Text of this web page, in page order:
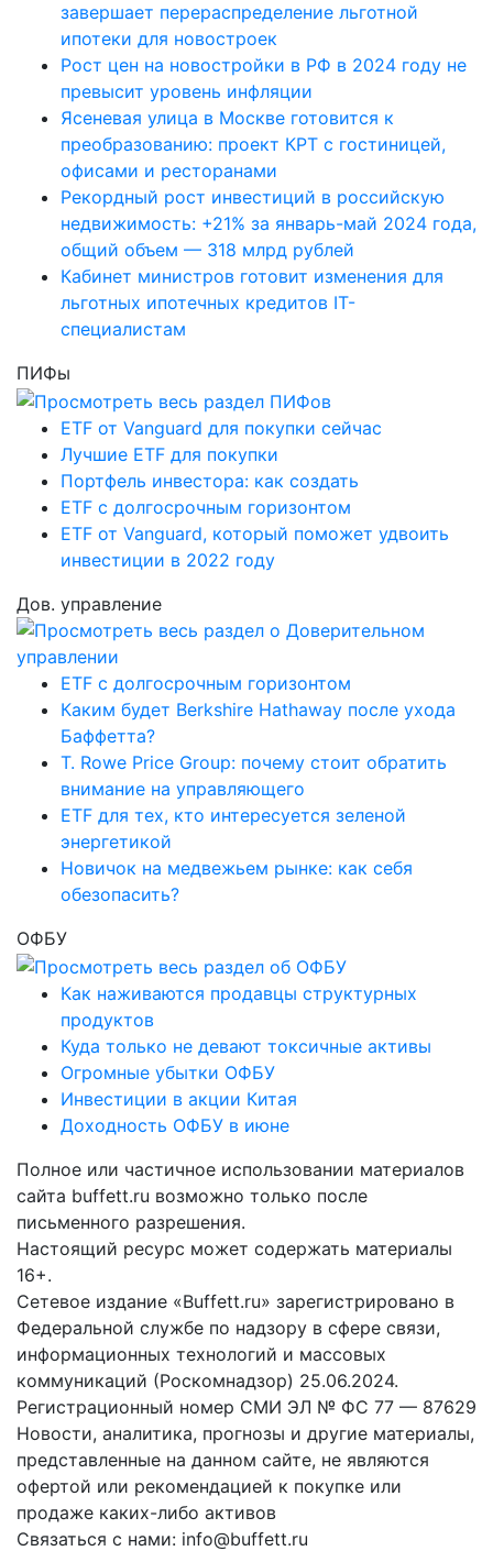
завершает перераспределение льготной
ипотеки для новостроек
Рост цен на новостройки в РФ в 2024 году не
превысит уровень инфляции
Ясеневая улица в Москве готовится к
преобразованию: проект КРТ с гостиницей,
офисами и ресторанами
Рекордный рост инвестиций в российскую
недвижимость: +21% за январь-май 2024 года,
общий объем — 318 млрд рублей
Кабинет министров готовит изменения для
льготных ипотечных кредитов IT-
специалистам
ПИФы
ETF от Vanguard для покупки сейчас
Лучшие ETF для покупки
Портфель инвестора: как создать
ETF с долгосрочным горизонтом
ETF от Vanguard, который поможет удвоить
инвестиции в 2022 году
Дов. управление
ETF с долгосрочным горизонтом
Каким будет Berkshire Hathaway после ухода
Баффетта?
T. Rowe Price Group: почему стоит обратить
внимание на управляющего
ETF для тех, кто интересуется зеленой
энергетикой
Новичок на медвежьем рынке: как себя
обезопасить?
ОФБУ
Как наживаются продавцы структурных
продуктов
Куда только не девают токсичные активы
Огромные убытки ОФБУ
Инвестиции в акции Китая
Доходность ОФБУ в июне
Полное или частичное использовании материалов
сайта buffett.ru возможно только после
письменного разрешения.
Настоящий ресурс может содержать материалы
16+.
Сетевое издание «Buffett.ru» зарегистрировано в
Федеральной службе по надзору в сфере связи,
информационных технологий и массовых
коммуникаций (Роскомнадзор) 25.06.2024.
Регистрационный номер СМИ ЭЛ № ФС 77 — 87629
Новости, аналитика, прогнозы и другие материалы,
представленные на данном сайте, не являются
офертой или рекомендацией к покупке или
продаже каких-либо активов
Связаться с нами: info@buffett.ru